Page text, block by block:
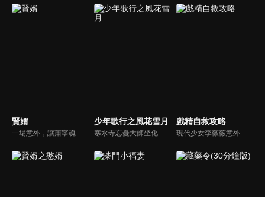
賢婿 少年歌行之風花雪月
寒水寺忘憂大師坐化後，一口神秘的黃金棺材入世，掀起江湖紛爭。各方勢力針鋒相對，雷無桀、蕭瑟、唐蓮、司空千落、天女蕊等相繼捲入爭端，一場圍繞黃金棺材的故事即將上演，策馬江湖夢，倚劍踏歌行，黃金棺材的秘密，逐漸浮現...
戲精自救攻略
現代少女李薇薇意外變身平陽世子妃，在無限流循環世界裏，拯救世子夫君沈懷瑾。兩人歷經磨難終於有情人終成眷屬的故事。